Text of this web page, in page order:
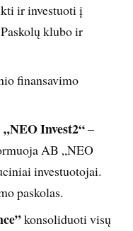
ir investuoti į
klubo ir
finansavimo
Invest2“–
AB „NEO
investuotojai.
paskolas.
konsoliduoti visų